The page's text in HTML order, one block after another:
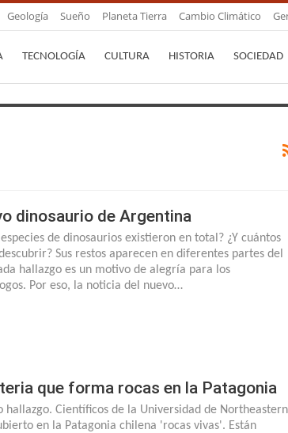
Geología Sueño Planeta Tierra Cambio Climático
TECNOLOGÍA CULTURA HISTORIA SOCIEDAD
dinosaurio de Argentina
especies de dinosaurios existieron en total? ¿Y cuántos
Sus restos aparecen en diferentes partes del
hallazgo es un motivo de alegría para los
Por eso, la noticia del nuevo…
que forma rocas en la Patagonia
hallazgo. Científicos de la Universidad de Northeastern
en la Patagonia chilena 'rocas vivas'. Están